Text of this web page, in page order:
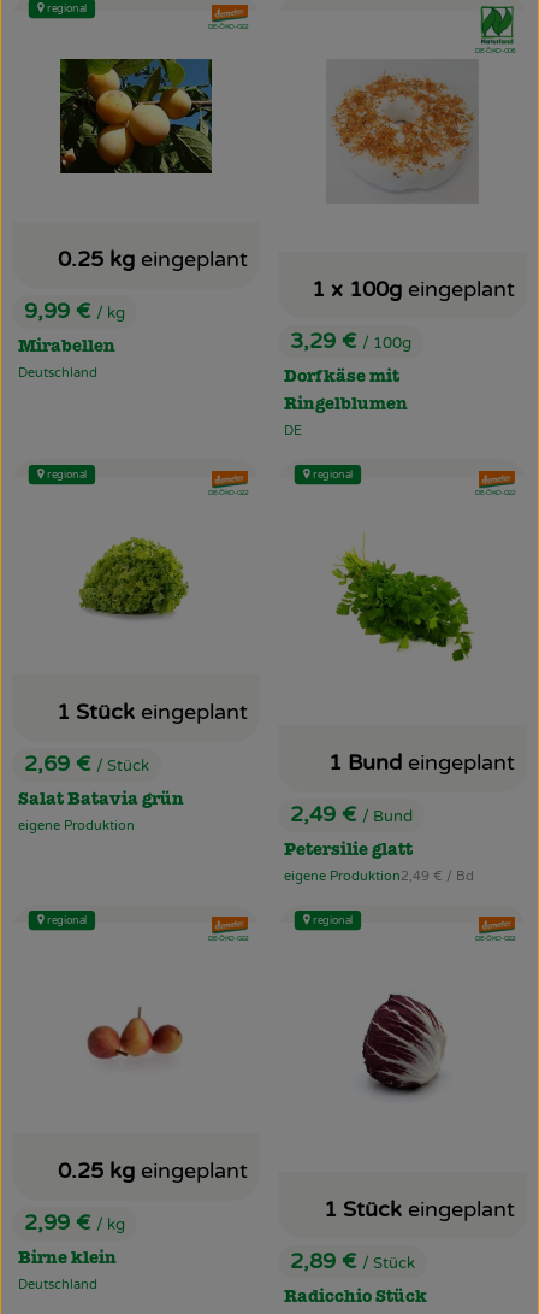
, Preis:
9,99 € / kg
Mirabellen
, Herkunft:
Deutschland
0.25 kg eingeplant
, Verband:
, Kontrollstelle:
DE-ÖKO-022
regional
, Preis:
3,29 € / 100g
Dorfkäse mit
Ringelblumen
, Herkunft:
DE
1 x 100g eingeplant
,
, Kontrollstelle:
DE-ÖKO-006
, Preis:
2,69 € / Stück
Salat Batavia grün
, Herkunft:
eigene Produktion
1 Stück eingeplant
, Verband:
, Kontrollstelle:
DE-ÖKO-022
regional
, Preis:
2,49 € / Bund
Petersilie glatt
, Herkunft:
eigene Produktion, Referenzpreis:
2,49 € / Bd
1 Bund eingeplant
,
, Kontrollstelle:
DE-ÖKO-022
regional
, Preis:
2,99 € / kg
Birne klein
, Herkunft:
Deutschland
0.25 kg eingeplant
, Verband:
, Kontrollstelle:
DE-ÖKO-022
regional
, Preis:
2,89 € / Stück
Radicchio Stück
1 Stück eingeplant
,
, Kontrollstelle:
DE-ÖKO-022
regional